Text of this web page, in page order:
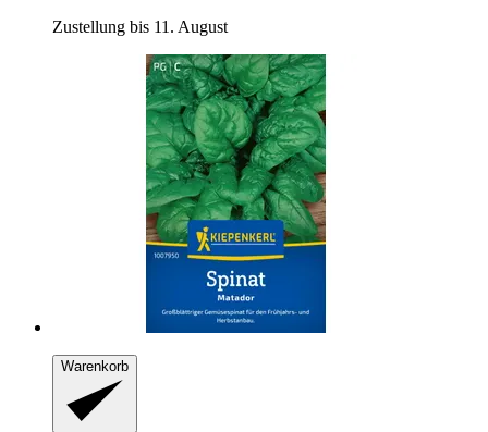
Zustellung bis 11. August
Warenkorb